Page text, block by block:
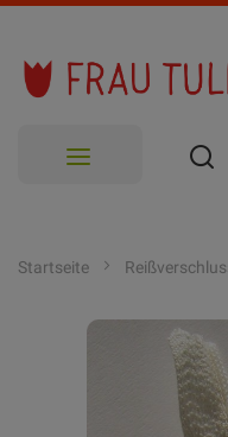
Startseite